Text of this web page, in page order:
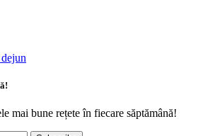
mai bune rețete în fiecare săptămână!